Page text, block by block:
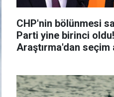
CHP'nin bölünmesi
Parti yine birinci
Araştırma'dan seçim